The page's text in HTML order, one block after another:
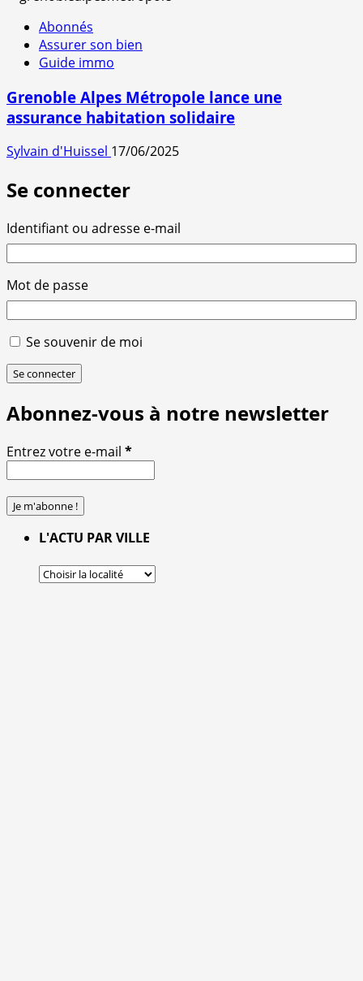
Abonnés
Assurer son bien
Guide immo
Grenoble Alpes Métropole lance une
assurance habitation solidaire
Sylvain d'Huissel 17/06/2025
Se connecter
Identifiant ou adresse e-mail
Mot de passe
Se souvenir de moi
Se connecter
Abonnez-vous à notre newsletter
Entrez votre e-mail *
L'ACTU PAR VILLE